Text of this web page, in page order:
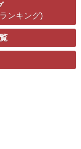
ンキング)